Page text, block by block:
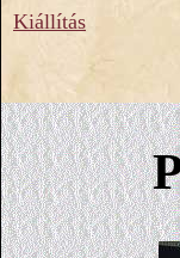
Kiállítás